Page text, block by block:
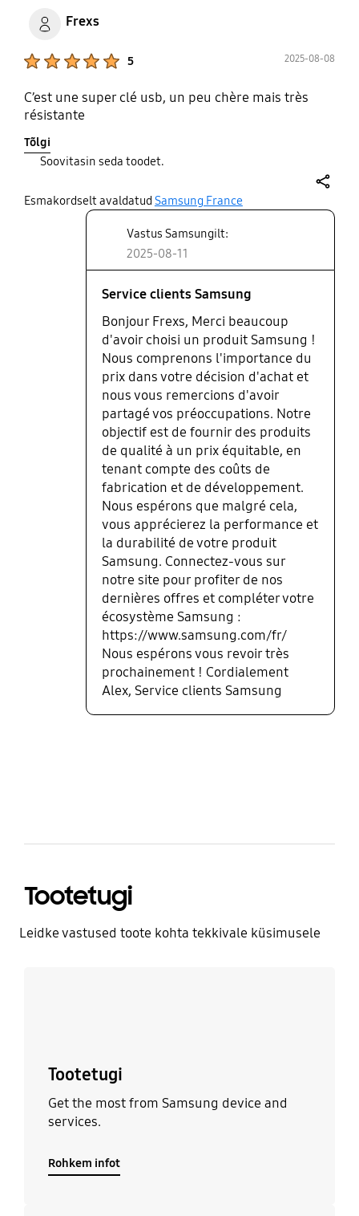
Frexs
5 2025-08-08
C’est une super clé usb, un peu chère mais très
résistante
Tõlgi
Soovitasin seda toodet.
Esmakordselt avaldatud Samsung France
Vastus Samsungilt:
2025-08-11
Service clients Samsung
Bonjour Frexs, Merci beaucoup
d'avoir choisi un produit Samsung !
Nous comprenons l'importance du
prix dans votre décision d'achat et
nous vous remercions d'avoir
partagé vos préoccupations. Notre
objectif est de fournir des produits
de qualité à un prix équitable, en
tenant compte des coûts de
fabrication et de développement.
Nous espérons que malgré cela,
vous apprécierez la performance et
la durabilité de votre produit
Samsung. Connectez-vous sur
notre site pour profiter de nos
dernières offres et compléter votre
écosystème Samsung :
https://www.samsung.com/fr/
Nous espérons vous revoir très
prochainement ! Cordialement
Alex, Service clients Samsung
Tootetugi
Leidke vastused toote kohta tekkivale küsimusele
Tootetugi
Get the most from Samsung device and
services.
Rohkem infot